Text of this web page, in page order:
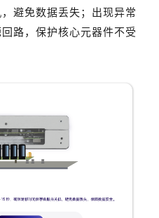
避免数据丢失；出现异常
路，保护核心元器件不受